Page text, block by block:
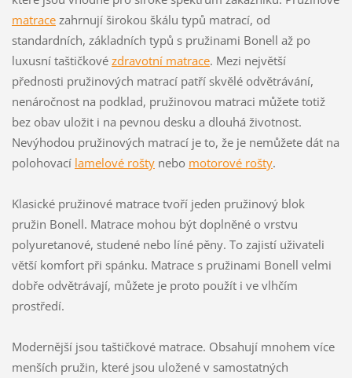
matracezahrnují širokou škálu typů matrací, od
standardních, základních typů s pružinami Bonell až po
luxusní taštičkové zdravotní matrace. Mezi největší
přednosti pružinových matrací patří skvělé odvětrávání,
nenáročnost na podklad, pružinovou matraci můžete totiž
bez obav uložit i na pevnou desku a dlouhá životnost.
Nevýhodou pružinových matrací je to, že je nemůžete dát na
polohovací lamelové roštynebo motorové rošty.
Klasické pružinové matrace tvoří jeden pružinový blok
pružin Bonell. Matrace mohou být doplněné o vrstvu
polyuretanové, studené nebo líné pěny. To zajistí uživateli
větší komfort při spánku. Matrace s pružinami Bonell velmi
dobře odvětrávají, můžete je proto použít i ve vlhčím
prostředí.
Modernější jsou taštičkové matrace. Obsahují mnohem více
menších pružin, které jsou uložené v samostatných